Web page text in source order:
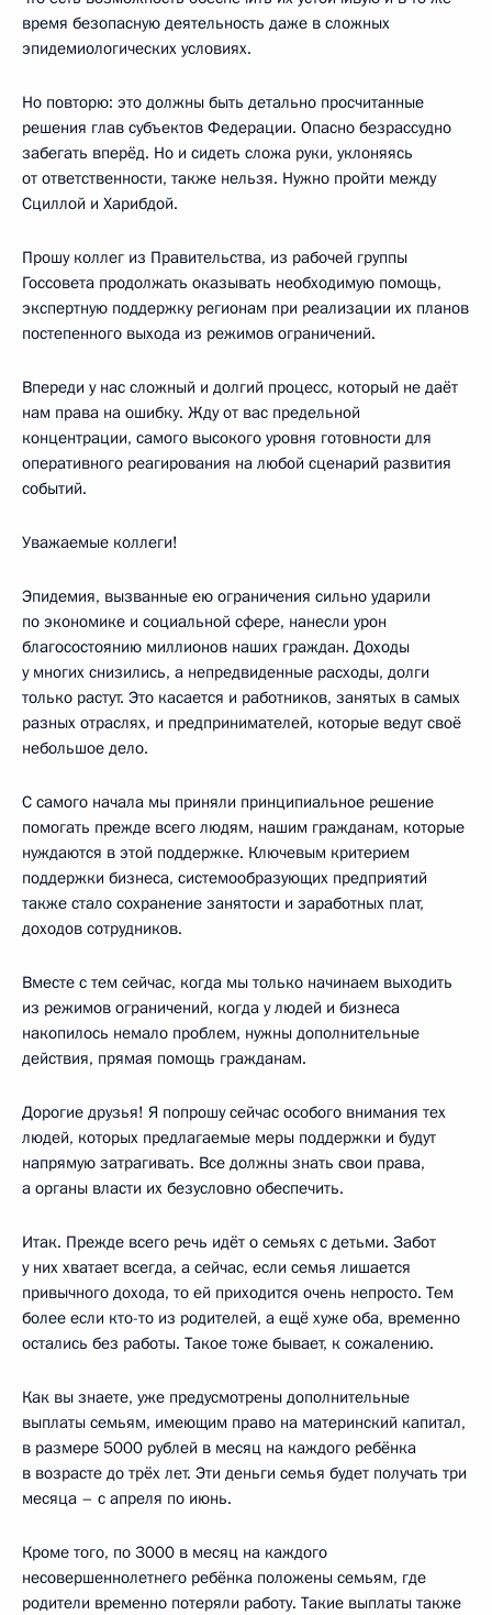
время безопасную деятельность даже в сложных
эпидемиологических условиях.
Но повторю: это должны быть детально просчитанные
решения глав субъектов Федерации. Опасно безрассудно
забегать вперёд. Но и сидеть сложа руки, уклоняясь
от ответственности, также нельзя. Нужно пройти между
Сциллой и Харибдой.
Прошу коллег из Правительства, из рабочей группы
Госсовета продолжать оказывать необходимую помощь,
экспертную поддержку регионам при реализации их планов
постепенного выхода из режимов ограничений.
Впереди у нас сложный и долгий процесс, который не даёт
нам права на ошибку. Жду от вас предельной
концентрации, самого высокого уровня готовности для
оперативного реагирования на любой сценарий развития
событий.
Уважаемые коллеги!
Эпидемия, вызванные ею ограничения сильно ударили
по экономике и социальной сфере, нанесли урон
благосостоянию миллионов наших граждан. Доходы
у многих снизились, а непредвиденные расходы, долги
только растут. Это касается и работников, занятых в самых
разных отраслях, и предпринимателей, которые ведут своё
небольшое дело.
С самого начала мы приняли принципиальное решение
помогать прежде всего людям, нашим гражданам, которые
нуждаются в этой поддержке. Ключевым критерием
поддержки бизнеса, системообразующих предприятий
также стало сохранение занятости и заработных плат,
доходов сотрудников.
Вместе с тем сейчас, когда мы только начинаем выходить
из режимов ограничений, когда у людей и бизнеса
накопилось немало проблем, нужны дополнительные
действия, прямая помощь гражданам.
Дорогие друзья! Я попрошу сейчас особого внимания тех
людей, которых предлагаемые меры поддержки и будут
напрямую затрагивать. Все должны знать свои права,
а органы власти их безусловно обеспечить.
Итак. Прежде всего речь идёт о семьях с детьми. Забот
у них хватает всегда, а сейчас, если семья лишается
привычного дохода, то ей приходится очень непросто. Тем
более если кто-то из родителей, а ещё хуже оба, временно
остались без работы. Такое тоже бывает, к сожалению.
Как вы знаете, уже предусмотрены дополнительные
выплаты семьям, имеющим право на материнский капитал,
в размере 5000 рублей в месяц на каждого ребёнка
в возрасте до трёх лет. Эти деньги семья будет получать три
месяца – с апреля по июнь.
Кроме того, по 3000 в месяц на каждого
несовершеннолетнего ребёнка положены семьям, где
родители временно потеряли работу. Такие выплаты также